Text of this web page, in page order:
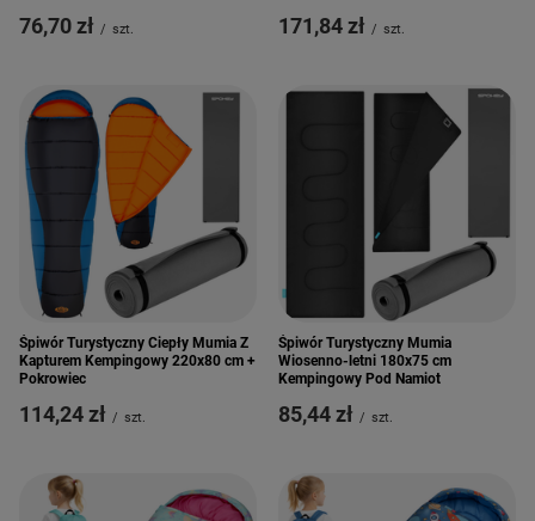
76,70 zł / szt. 171,84 zł / szt.
Śpiwór Turystyczny Ciepły Mumia Z
Kapturem Kempingowy 220x80 cm +
Pokrowiec
114,24 zł / szt.
Śpiwór Turystyczny Mumia
Wiosenno-letni 180x75 cm
Kempingowy Pod Namiot
85,44 zł / szt.